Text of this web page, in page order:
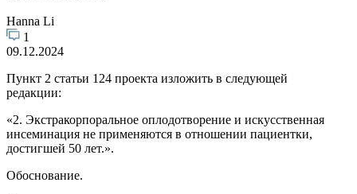
Hanna Li
1
09.12.2024
Пункт 2 статьи 124 проекта изложить в следующей
редакции:
«2. Экстракорпоральное оплодотворение и искусственная
инсеминация не применяются в отношении пациентки,
достигшей 50 лет.».
Обоснование.